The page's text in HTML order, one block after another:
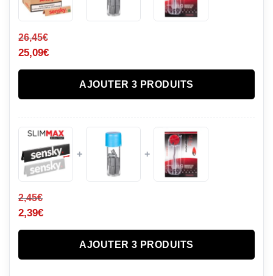
26,45€
25,09€
AJOUTER 3 PRODUITS
+ +
2,45€
2,39€
AJOUTER 3 PRODUITS